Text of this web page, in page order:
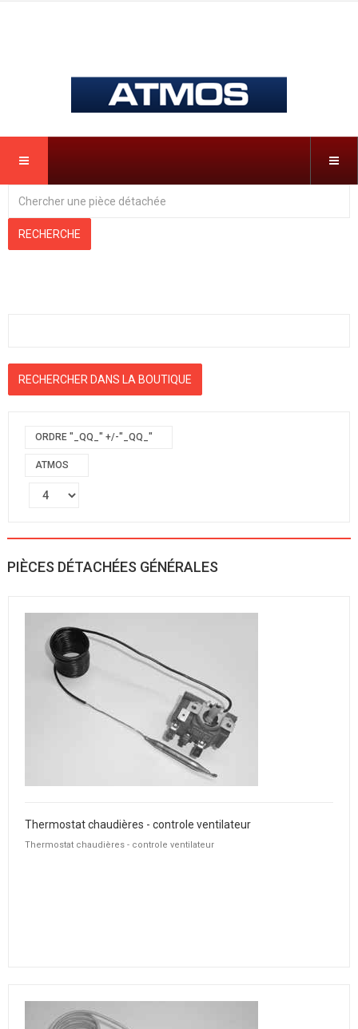
ORDRE "_QQ_" +/-"_QQ_"
ATMOS
PIÈCES DÉTACHÉES GÉNÉRALES
Thermostat chaudières - controle ventilateur
Thermostat chaudières - controle ventilateur